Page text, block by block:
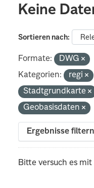
Keine
Sortieren nach
Formate: DWG
Kategorien:
regi
Stadtgrundkarte
Geobasisdaten
Ergebnisse filtern
Bitte versuch es